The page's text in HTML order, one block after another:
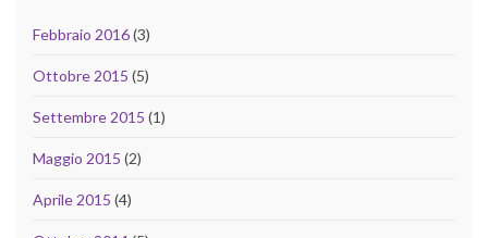
Febbraio 2016(3)
Ottobre 2015 (5)
Settembre 2015 (1)
Maggio 2015 (2)
Aprile 2015 (4)